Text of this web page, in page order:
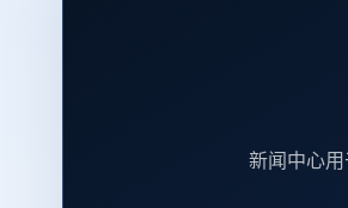
新闻中心